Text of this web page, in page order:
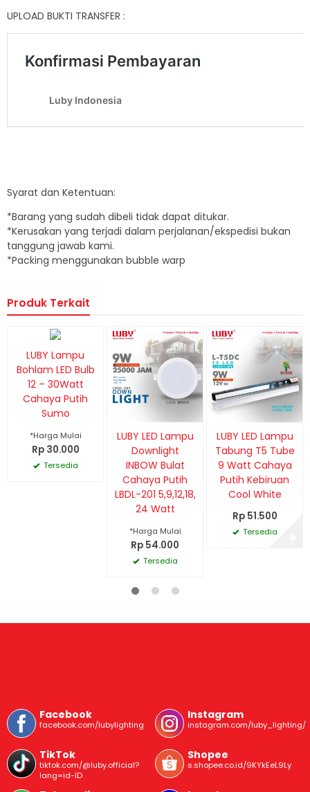
UPLOAD BUKTI TRANSFER :
Syarat dan Ketentuan:
*Barang yang sudah dibeli tidak dapat ditukar.
*Kerusakan yang terjadi dalam perjalanan/ekspedisi bukan
tanggung jawab kami.
*Packing menggunakan bubble warp
Produk Terkait
LUBY Lampu
Bohlam LED Bulb
12 – 30Watt
Cahaya Putih
Sumo
*Harga Mulai
Rp 30.000
Tersedia
LUBY LED Lampu
Downlight
INBOW Bulat
Cahaya Putih
LBDL-201 5,9,12,18,
24 Watt
*Harga Mulai
Rp 54.000
Tersedia
LUBY LED Lampu
Tabung T5 Tube
9 Watt Cahaya
Putih Kebiruan
Cool White
Rp 51.500
Tersedia
Facebook
facebook.com/lubylighting
Instagram
instagram.com/luby_lighting/
TikTok
tiktok.com/@luby.official?
lang=id-ID
Shopee
s.shopee.co.id/9KYkEeL9Ly